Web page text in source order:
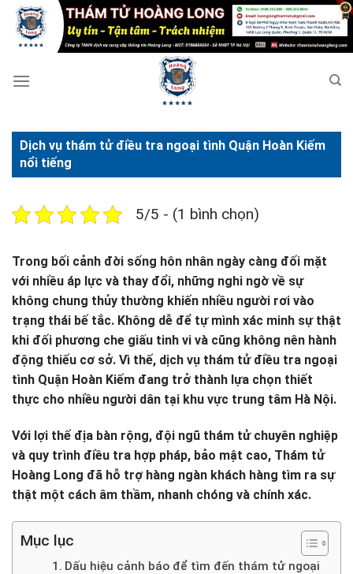
qua
Dịch vụ thám tử điều tra ngoại tình Quận Hoàn Kiếm
nổi tiếng
5/5 - (1 bình chọn)
Trong bối cảnh đời sống hôn nhân ngày càng đối mặt
với nhiều áp lực và thay đổi, những nghi ngờ về sự
không chung thủy thường khiến nhiều người rơi vào
trạng thái bế tắc. Không dễ để tự mình xác minh sự thật
khi đối phương che giấu tinh vi và cũng không nên hành
động thiếu cơ sở. Vì thế, dịch vụ thám tử điều tra ngoại
tình Quận Hoàn Kiếm đang trở thành lựa chọn thiết
thực cho nhiều người dân tại khu vực trung tâm Hà Nội.
Với lợi thế địa bàn rộng, đội ngũ thám tử chuyên nghiệp
và quy trình điều tra hợp pháp, bảo mật cao, Thám tử
Hoàng Long đã hỗ trợ hàng ngàn khách hàng tìm ra sự
thật một cách âm thầm, nhanh chóng và chính xác.
Mục lục
Dấu hiệu cảnh báo để tìm đến thám tử ngoại